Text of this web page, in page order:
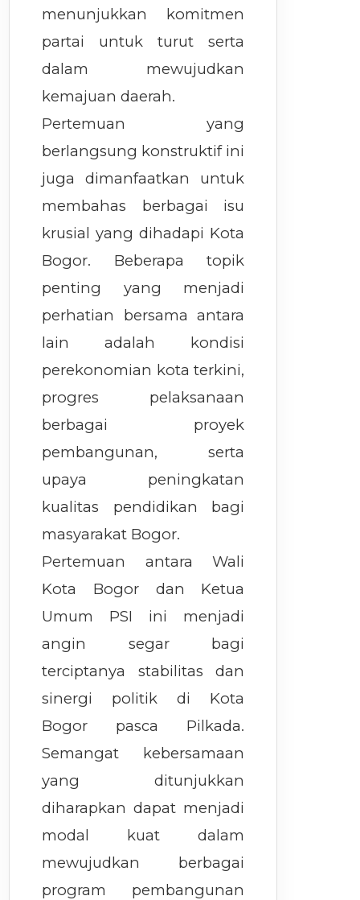
menunjukkan komitmen
partai untuk turut serta
dalam mewujudkan
kemajuan daerah.
Pertemuan yang
berlangsung konstruktif ini
juga dimanfaatkan untuk
membahas berbagai isu
krusial yang dihadapi Kota
Bogor. Beberapa topik
penting yang menjadi
perhatian bersama antara
lain adalah kondisi
perekonomian kota terkini,
progres pelaksanaan
berbagai proyek
pembangunan, serta
upaya peningkatan
kualitas pendidikan bagi
masyarakat Bogor.
Pertemuan antara Wali
Kota Bogor dan Ketua
Umum PSI ini menjadi
angin segar bagi
terciptanya stabilitas dan
sinergi politik di Kota
Bogor pasca Pilkada.
Semangat kebersamaan
yang ditunjukkan
diharapkan dapat menjadi
modal kuat dalam
mewujudkan berbagai
program pembangunan